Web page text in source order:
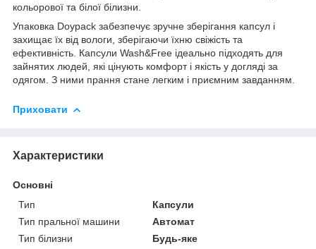
кольорової та білої білизни.
Упаковка Doypack забезпечує зручне зберігання капсул і
захищає їх від вологи, зберігаючи їхню свіжість та
ефективність. Капсули Wash&Free ідеально підходять для
зайнятих людей, які цінують комфорт і якість у догляді за
одягом. З ними прання стане легким і приємним завданням.
Приховати
Характеристики
Основні
Тип
Капсули
Тип пральної машини
Автомат
Тип білизни
Будь-яке